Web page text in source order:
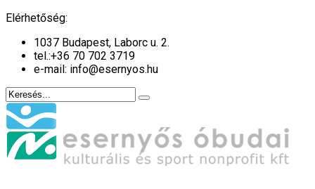
Elérhetőség:
1037 Budapest, Laborc u. 2.
tel.:+36 70 702 3719
e-mail: info@esernyos.hu
év
hónap
év
hónap